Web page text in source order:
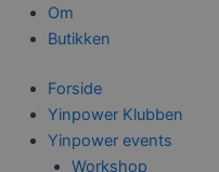
Om
Butikken
Forside
Yinpower Klubben
Yinpower events
Workshop